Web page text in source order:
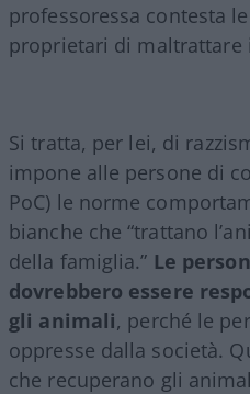
professoressa contesta
proprietari di
Si tratta, per lei, di
impone alle persone di
PoC) le norme
bianche che “trattano
della famiglia.” Le
dovrebbero essere
gli animali, perché le
oppresse dalla società.
che recuperano gli